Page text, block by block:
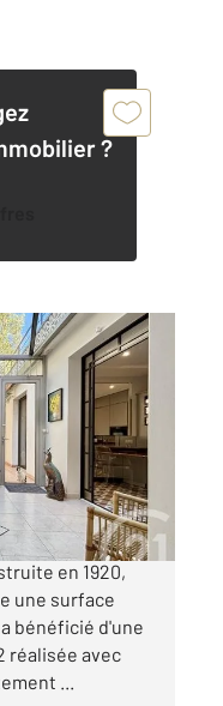
?
centre, cette
en 1920,
une surface
bénéficié d'une
réalisée avec
...